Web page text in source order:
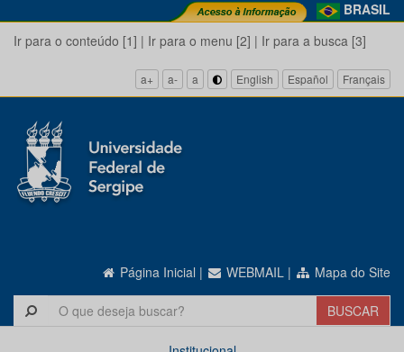
BRASIL
Ir para o conteúdo [1] | Ir para o menu [2] | Ir para a busca [3]
a+ a- a English Español Français
Página Inicial | WEBMAIL | Mapa do Site